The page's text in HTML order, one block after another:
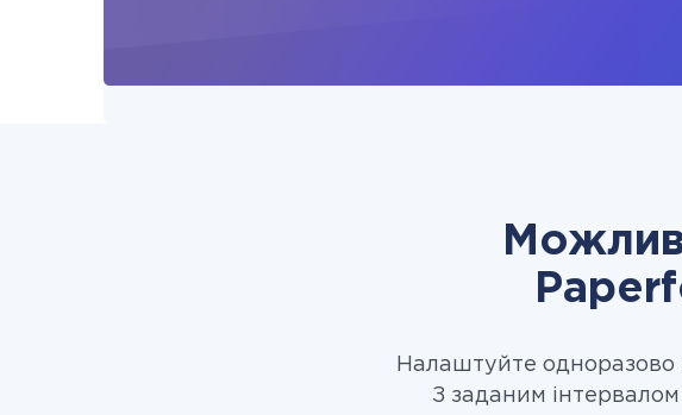
Налаштуйте одноразово
З заданим